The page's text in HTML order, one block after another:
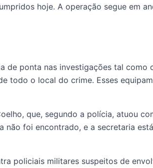
hoje. A operação segue em
ponta nas investigações tal como
todo o local do crime. Esses
que, segundo a polícia, atuou
foi encontrado, e a secretaria
policiais militares suspeitos de